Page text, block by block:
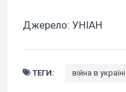
Джерело: УНІАН
ТЕГИ: війна в україні